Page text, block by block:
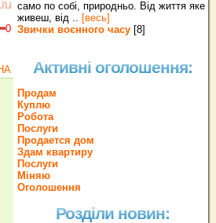
0
само по собі, природньо. Від життя яке
живеш, від .. [весь]
Звички воєнного часу [8]
Активні оголошення:
Продам
Куплю
Робота
Послуги
Продается дом
Здам квартиру
Послуги
Міняю
Оголошення
Розділи новин: